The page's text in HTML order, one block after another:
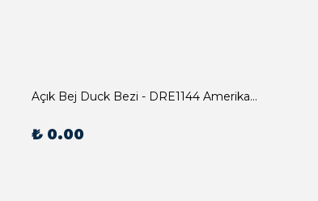
Açık Bej Duck Bezi - DRE1144 Amerikan Servis
₺ 0.00